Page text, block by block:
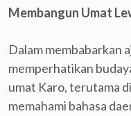
Membangun Umat
Dalam membabarkan
memperhatikan
umat Karo, terutama
memahami bahasa